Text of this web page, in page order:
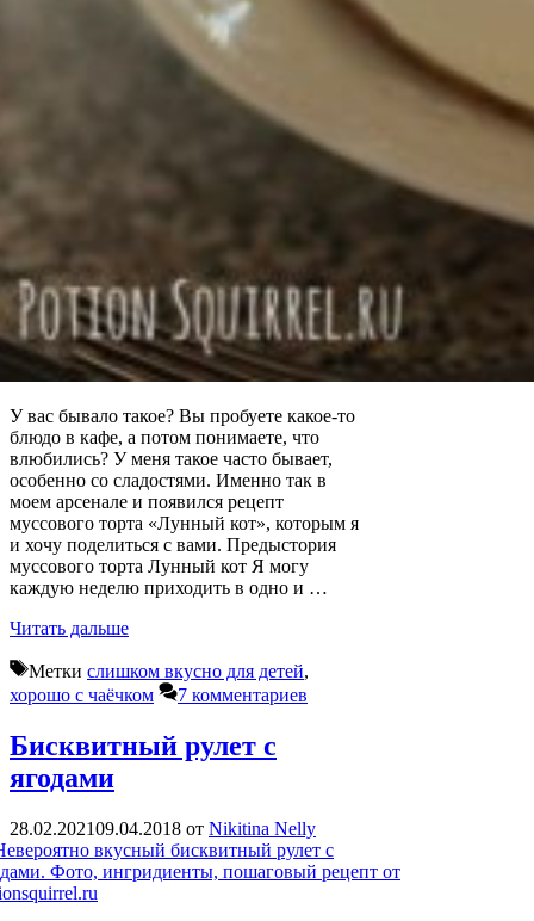
У вас бывало такое? Вы пробуете какое-то
блюдо в кафе, а потом понимаете, что
влюбились? У меня такое часто бывает,
особенно со сладостями. Именно так в
моем арсенале и появился рецепт
муссового торта «Лунный кот», которым я
и хочу поделиться с вами. Предыстория
муссового торта Лунный кот Я могу
каждую неделю приходить в одно и …
Читать дальше
Метки слишком вкусно для детей,
хорошо с чаёчком
7 комментариев
Бисквитный рулет с
ягодами
28.02.202109.04.2018 от Nikitina Nelly